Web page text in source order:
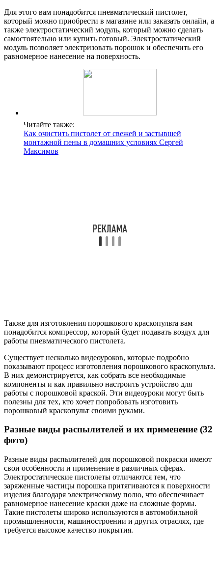
Для этого вам понадобится пневматический пистолет,
который можно приобрести в магазине или заказать онлайн, а
также электростатический модуль, который можно сделать
самостоятельно или купить готовый. Электростатический
модуль позволяет электризовать порошок и обеспечить его
равномерное нанесение на поверхность.
Читайте также:
Как очистить пистолет от свежей и застывшей
монтажной пены в домашних условиях Сергей
Максимов
Также для изготовления порошкового краскопульта вам
понадобится компрессор, который будет подавать воздух для
работы пневматического пистолета.
Существует несколько видеоуроков, которые подробно
показывают процесс изготовления порошкового краскопульта.
В них демонстрируется, как собрать все необходимые
компоненты и как правильно настроить устройство для
работы с порошковой краской. Эти видеоуроки могут быть
полезны для тех, кто хочет попробовать изготовить
порошковый краскопульт своими руками.
Разные виды распылителей и их применение (32
фото)
Разные виды распылителей для порошковой покраски имеют
свои особенности и применение в различных сферах.
Электростатические пистолеты отличаются тем, что
заряженные частицы порошка притягиваются к поверхности
изделия благодаря электрическому полю, что обеспечивает
равномерное нанесение краски даже на сложные формы.
Такие пистолеты широко используются в автомобильной
промышленности, машиностроении и других отраслях, где
требуется высокое качество покрытия.